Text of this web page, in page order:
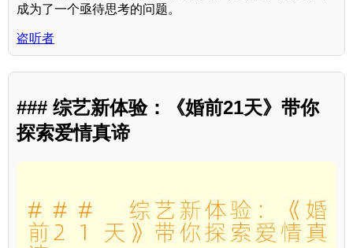
成为了一个亟待思考的问题。
盗听者
### 综艺新体验：《婚前21天》带你
探索爱情真谛